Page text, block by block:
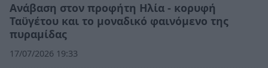
Ανάβαση στον προφήτη Ηλία - κορυφή
Ταϋγέτου και το μοναδικό φαινόμενο της
πυραμίδας
17/07/2026 19:33